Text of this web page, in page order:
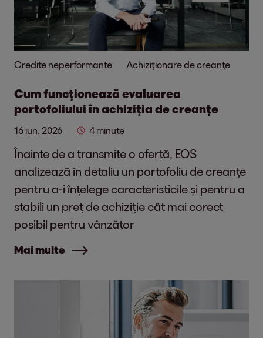
Credite neperformante Achiziționare de creanțe
Cum funcționează evaluarea
portofoliului în achiziția de creanțe
16 iun. 2026 4 minute
Înainte de a transmite o ofertă, EOS
analizează în detaliu un portofoliu de creanțe
pentru a-i înțelege caracteristicile și pentru a
stabili un preț de achiziție cât mai corect
posibil pentru vânzător
Mai multe